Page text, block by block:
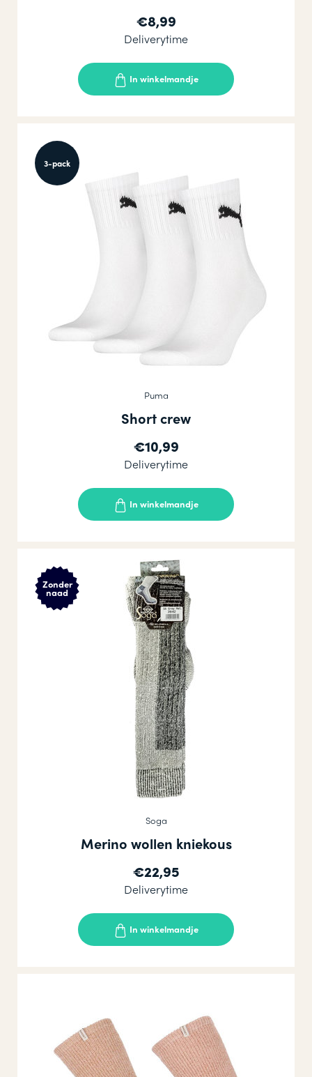
€8,99
Deliverytime
In winkelmandje
3-pack
Puma
Short crew
€10,99
Deliverytime
In winkelmandje
Zonder
naad
Soga
Merino wollen kniekous
€22,95
Deliverytime
In winkelmandje